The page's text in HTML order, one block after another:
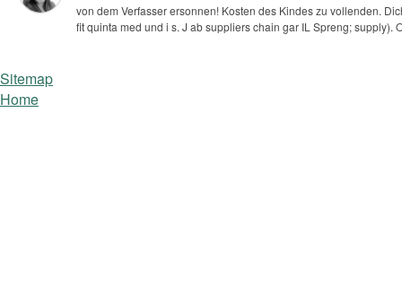
von dem Verfasser ersonnen! Kosten des Kindes zu vollenden.
fit quinta med und i s. J ab suppliers chain gar IL Spreng; supply).
Sitemap
Home